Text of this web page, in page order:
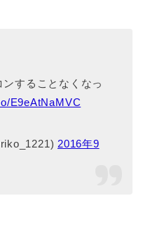
することなくなっ
E9eAtNaMVC
2016年9